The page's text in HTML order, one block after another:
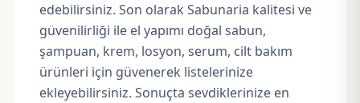
edebilirsiniz. Son olarak Sabunaria kalitesi ve
güvenilirliği ile el yapımı doğal sabun,
şampuan, krem, losyon, serum, cilt bakım
ürünleri için güvenerek listelerinize
ekleyebilirsiniz. Sonuçta sevdiklerinize en